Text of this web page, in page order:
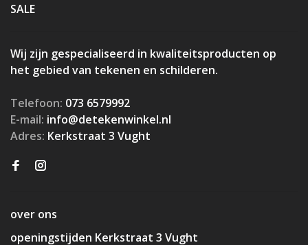
SALE
Wij zijn gespecialiseerd in kwaliteitsproducten op
het gebied van tekenen en schilderen.
Telefoon: 073 6579992
E-mail: info@detekenwinkel.nl
Adres: Kerkstraat 3 Vught
over ons
openingstijden Kerkstraat 3 Vught